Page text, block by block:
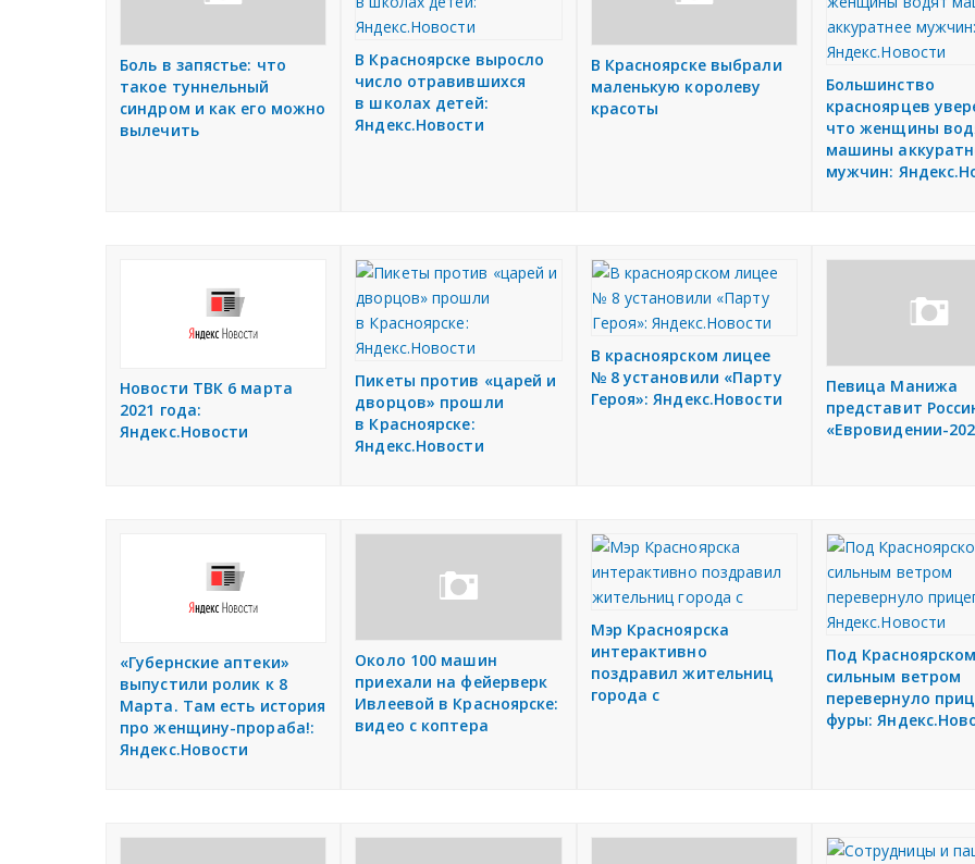
Боль в запястье: что
такое туннельный
синдром и как его можно
вылечить
В Красноярске выросло
число отравившихся
в школах детей:
Яндекс.Новости
В Красноярске выбрали
маленькую королеву
красоты
Большинство
красноярцев
что женщины
машины
мужчин:
Новости ТВК 6 марта
2021 года:
Яндекс.Новости
Пикеты против «царей и
дворцов» прошли
в Красноярске:
Яндекс.Новости
В красноярском лицее
№ 8 установили «Парту
Героя»: Яндекс.Новости
Певица Манижа
представит
«Евровидении-
«Губернские аптеки»
выпустили ролик к 8
Марта. Там есть история
про женщину-прораба!:
Яндекс.Новости
Около 100 машин
приехали на фейерверк
Ивлеевой в Красноярске:
видео с коптера
Мэр Красноярска
интерактивно
поздравил жительниц
города с
Под Красноярском
сильным ветром
перевернуло
фуры: